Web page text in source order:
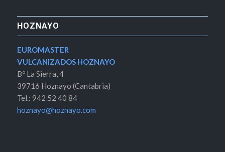
HOZNAYO
EUROMASTER
VULCANIZADOS HOZNAYO
Bº La Sierra, 4
39716 Hoznayo (Cantabria)
Tel.: 942 52 40 84
hoznayo@hoznayo.com